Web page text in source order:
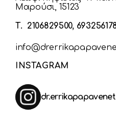
Μαρούσι, 15123
Τ. 2106829500,
INSTAGRAM